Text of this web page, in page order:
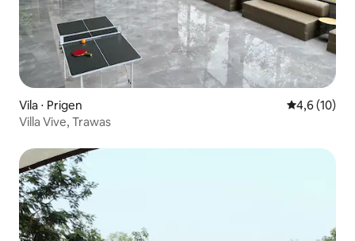
Vila ⋅ Prigen 4,6 de uma
4,6 (10)
Villa Vive, Trawas